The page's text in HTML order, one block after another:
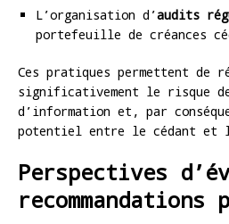
L’organisation d’audits
portefeuille de créances
Ces pratiques permettent de
significativement le risque de
d’information et, par
potentiel entre le cédant et
Perspectives
recommandations